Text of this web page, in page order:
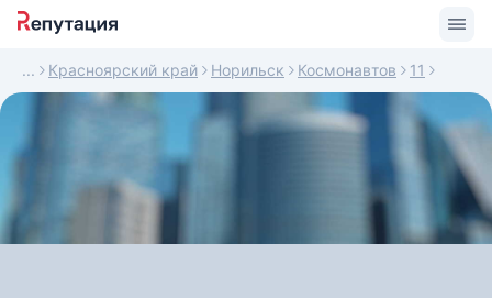
Красноярский край Норильск Космонавтов 11